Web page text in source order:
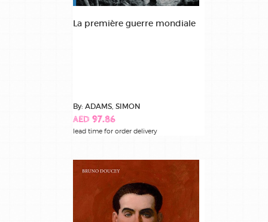
La première guerre mondiale
By: ADAMS, SIMON
AED 97.86
lead time for order delivery